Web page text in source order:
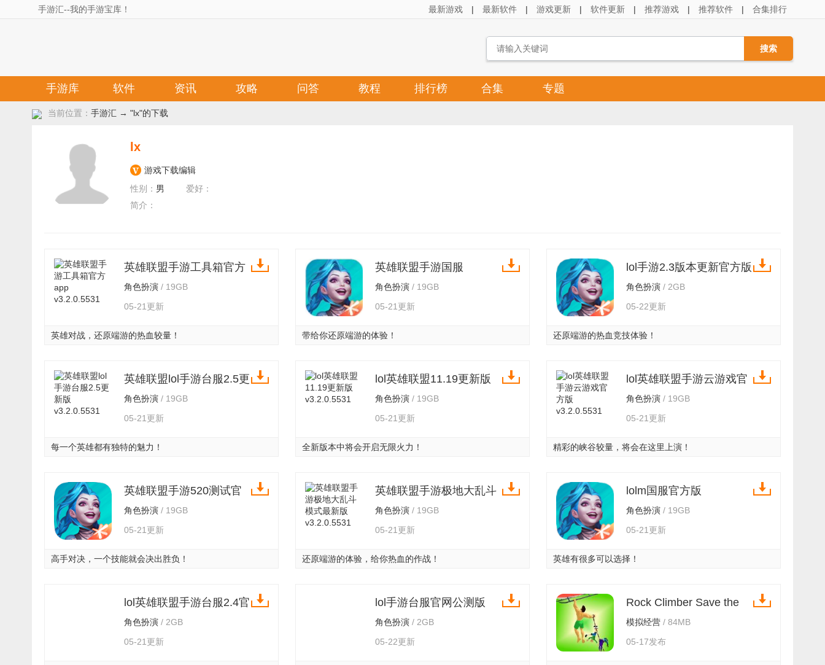
手游汇--我的手游宝库！ 最新游戏 | 最新软件 | 游戏更新 | 软件更新 | 推荐游戏 | 推荐软件 | 合集排行
手游库 软件 资讯 攻略 问答 教程 排行榜 合集 专题
当前位置： 手游汇 → "lx"的下载
lx
游戏下载编辑
性别： 男
爱好：
简介：
英雄联盟手游工具箱官方
app v3.2.0.5531
角色扮演 / 19GB
05-21更新
英雄对战，还原端游的热血较量！
英雄联盟手游国服
2.4.0.5011官方版本
v3.2.0.5531
角色扮演 / 19GB
05-21更新
带给你还原端游的体验！
lol手游2.3版本更新官方版
v3.2.0.5531
角色扮演 / 2GB
05-22更新
还原端游的热血竞技体验！
英雄联盟lol手游台服2.5更
新版 v3.2.0.5531
角色扮演 / 19GB
05-21更新
每一个英雄都有独特的魅力！
lol英雄联盟11.19更新版
v3.2.0.5531
角色扮演 / 19GB
05-21更新
全新版本中将会开启无限火力！
lol英雄联盟手游云游戏官
方版 v3.2.0.5531
角色扮演 / 19GB
05-21更新
精彩的峡谷较量，将会在这里上演！
英雄联盟手游520测试官
方版 v3.2.0.5531
角色扮演 / 19GB
05-21更新
高手对决，一个技能就会决出胜负！
英雄联盟手游极地大乱斗
模式最新版 v3.2.0.5531
角色扮演 / 19GB
05-21更新
还原端游的体验，给你热血的作战！
lolm国服官方版
v3.2.0.5531
角色扮演 / 19GB
05-21更新
英雄有很多可以选择！
lol英雄联盟手游台服2.4官
方版 v3.2.0.5531
角色扮演 / 2GB
05-21更新
lol手游台服官网公测版
v3.2.0.5531
角色扮演 / 2GB
05-22更新
Rock Climber Save the
Dudes游戏中文版 v0.1
模拟经营 / 84MB
05-17发布